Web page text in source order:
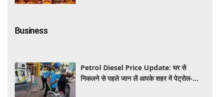
Business
Petrol Diesel Price Update: घर से
निकलने से पहले जान लें आपके शहर में पेट्रोल-